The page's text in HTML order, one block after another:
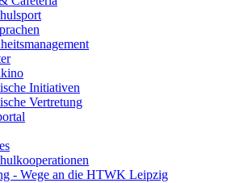
Initiativen
Vertretung
- Wege an die HTWK Leipzig